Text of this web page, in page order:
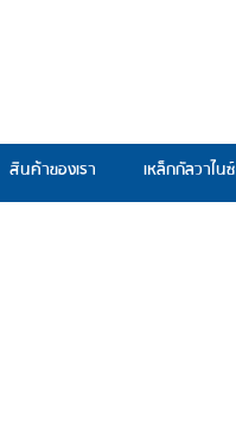
สินค้าของเรา เหล็กกัลวาไนซ์